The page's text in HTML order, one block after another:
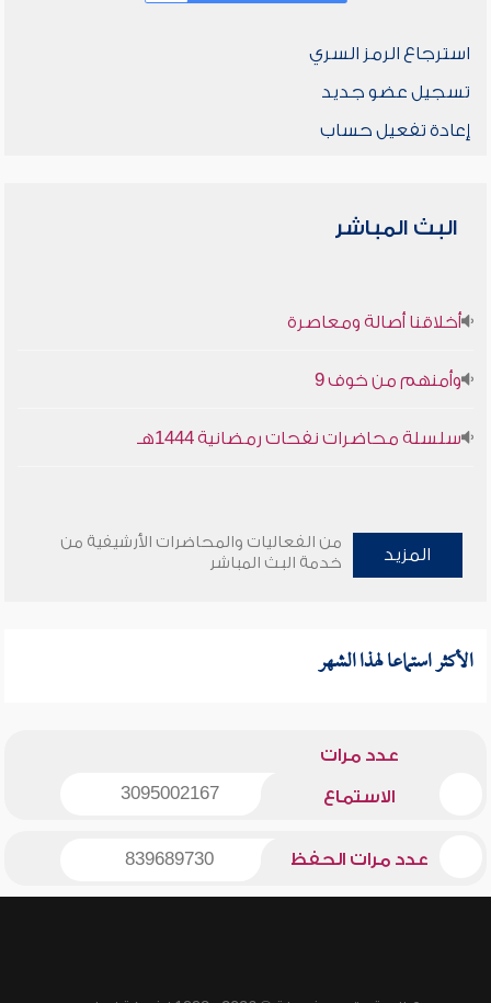
استرجاع الرمز السري
تسجيل عضو جديد
إعادة تفعيل حساب
البث المباشر
أخلاقنا أصالة ومعاصرة
وأمنهم من خوف 9
سلسلة محاضرات نفحات رمضانية 1444هـ
المزيد
من الفعاليات والمحاضرات الأرشيفية من
خدمة البث المباشر
الأكثر استماعا لهذا الشهر
عدد مرات
الاستماع 3095002167
عدد مرات الحفظ 839689730